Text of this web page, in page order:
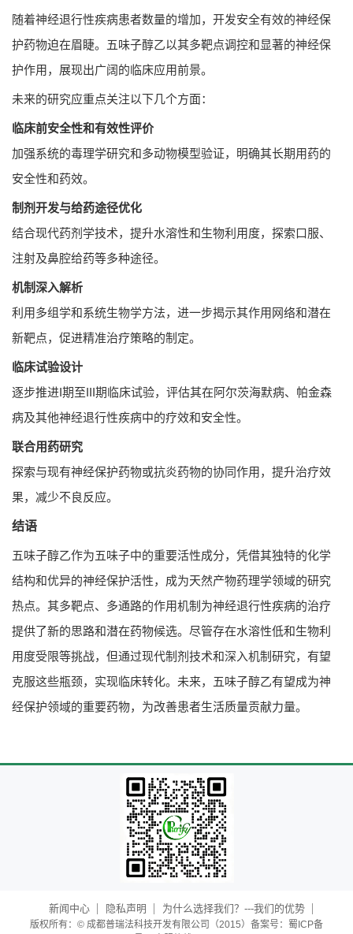
随着神经退行性疾病患者数量的增加，开发安全有效的神经保
护药物迫在眉睫。五味子醇乙以其多靶点调控和显著的神经保
护作用，展现出广阔的临床应用前景。
未来的研究应重点关注以下几个方面：
临床前安全性和有效性评价
加强系统的毒理学研究和多动物模型验证，明确其长期用药的
安全性和药效。
制剂开发与给药途径优化
结合现代药剂学技术，提升水溶性和生物利用度，探索口服、
注射及鼻腔给药等多种途径。
机制深入解析
利用多组学和系统生物学方法，进一步揭示其作用网络和潜在
新靶点，促进精准治疗策略的制定。
临床试验设计
逐步推进I期至III期临床试验，评估其在阿尔茨海默病、帕金森
病及其他神经退行性疾病中的疗效和安全性。
联合用药研究
探索与现有神经保护药物或抗炎药物的协同作用，提升治疗效
果，减少不良反应。
结语
五味子醇乙作为五味子中的重要活性成分，凭借其独特的化学
结构和优异的神经保护活性，成为天然产物药理学领域的研究
热点。其多靶点、多通路的作用机制为神经退行性疾病的治疗
提供了新的思路和潜在药物候选。尽管存在水溶性低和生物利
用度受限等挑战，但通过现代制剂技术和深入机制研究，有望
克服这些瓶颈，实现临床转化。未来，五味子醇乙有望成为神
经保护领域的重要药物，为改善患者生活质量贡献力量。
新闻中心 隐私声明 为什么选择我们？---我们的优势
版权所有：© 成都普瑞法科技开发有限公司（2015）备案号：蜀ICP备